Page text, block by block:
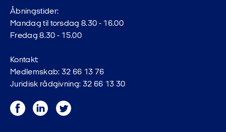
Åbningstider:
Mandag til torsdag 8.30 - 16.00
Fredag 8.30 - 15.00
Kontakt:
Medlemskab: 32 66 13 76
Juridisk rådgivning: 32 66 13 30
FacebookLinkedInTwitter